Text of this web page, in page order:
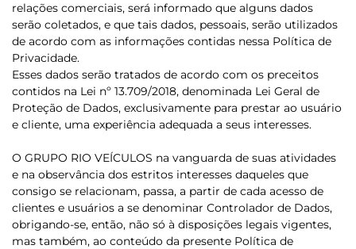
relações comerciais, será informado que alguns dados
serão coletados, e que tais dados, pessoais, serão utilizados
de acordo com as informações contidas nessa Política de
Privacidade.
Esses dados serão tratados de acordo com os preceitos
contidos na Lei nº 13.709/2018, denominada Lei Geral de
Proteção de Dados, exclusivamente para prestar ao usuário
e cliente, uma experiência adequada a seus interesses.
O GRUPO RIO VEÍCULOS na vanguarda de suas atividades
e na observância dos estritos interesses daqueles que
consigo se relacionam, passa, a partir de cada acesso de
clientes e usuários a se denominar Controlador de Dados,
obrigando-se, então, não só à disposições legais vigentes,
mas também, ao conteúdo da presente Política de